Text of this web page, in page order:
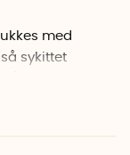
med
sykittet